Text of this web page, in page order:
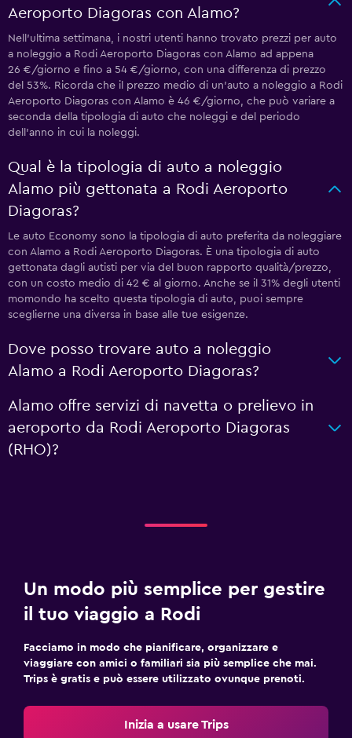
Aeroporto Diagoras con Alamo?
Nell'ultima settimana, i nostri utenti hanno trovato prezzi per auto
a noleggio a Rodi Aeroporto Diagoras con Alamo ad appena
26 €/giorno e fino a 54 €/giorno, con una differenza di prezzo
del 53%. Ricorda che il prezzo medio di un'auto a noleggio a Rodi
Aeroporto Diagoras con Alamo è 46 €/giorno, che può variare a
seconda della tipologia di auto che noleggi e del periodo
dell'anno in cui la noleggi.
Qual è la tipologia di auto a noleggio
Alamo più gettonata a Rodi Aeroporto
Diagoras?
Le auto Economy sono la tipologia di auto preferita da noleggiare
con Alamo a Rodi Aeroporto Diagoras. È una tipologia di auto
gettonata dagli autisti per via del buon rapporto qualità/prezzo,
con un costo medio di 42 € al giorno. Anche se il 31% degli utenti
momondo ha scelto questa tipologia di auto, puoi sempre
sceglierne una diversa in base alle tue esigenze.
Dove posso trovare auto a noleggio
Alamo a Rodi Aeroporto Diagoras?
Alamo offre servizi di navetta o prelievo in
aeroporto da Rodi Aeroporto Diagoras
(RHO)?
Un modo più semplice per gestire
il tuo viaggio a Rodi
Facciamo in modo che pianificare, organizzare e
viaggiare con amici o familiari sia più semplice che mai.
Trips è gratis e può essere utilizzato ovunque prenoti.
Inizia a usare Trips